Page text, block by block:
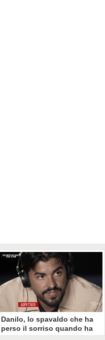
Danilo, lo spavaldo che ha
perso il sorriso quando ha
scoperto la gelosia a